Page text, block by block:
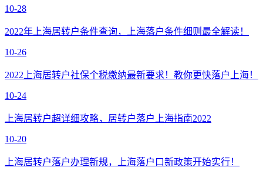
10-28
2022年上海居转户条件查询，上海落户条件细则最全解读！
10-26
2022上海居转户社保个税缴纳最新要求！教你更快落户上海！
10-24
上海居转户超详细攻略，居转户落户上海指南2022
10-20
上海居转户落户办理新规，上海落户口新政策开始实行！